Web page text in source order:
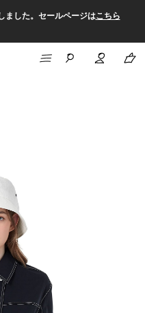
ました。セールページはこちら